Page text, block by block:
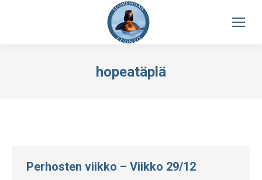
hopeatäplä
Perhosten viikko – Viikko 29/12